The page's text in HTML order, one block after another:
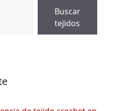
Buscar
tejidos